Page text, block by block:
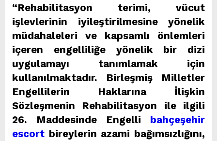
“Rehabilitasyon terimi, vücut
işlevlerinin iyileştirilmesine yönelik
müdahaleleri ve kapsamlı önlemleri
içeren engelliliğe yönelik bir dizi
uygulamayı tanımlamak için
kullanılmaktadır. Birleşmiş Milletler
Engellilerin Haklarına İlişkin
Sözleşmenin Rehabilitasyon ile ilgili
26. Maddesinde Engelli bahçeşehir
escort bireylerin azami bağımsızlığını,